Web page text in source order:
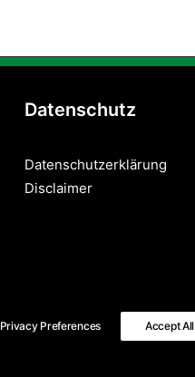
Datenschutz
Datenschutzerklärung
Disclaimer
Privacy Preferences Accept All